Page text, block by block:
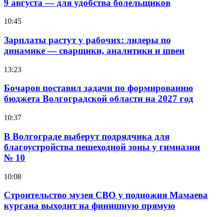
9 августа — для удобства болельщиков
10:45
Зарплаты растут у рабочих: лидеры по
динамике — сварщики, аналитики и швеи
13:23
Бочаров поставил задачи по формированию
бюджета Волгоградской области на 2027 год
10:37
В Волгограде выберут подрядчика для
благоустройства пешеходной зоны у гимназии
№ 10
10:08
Строительство музея СВО у подножия Мамаева
кургана выходит на финишную прямую